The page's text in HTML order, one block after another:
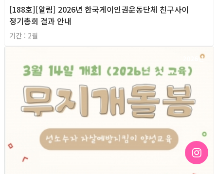
[188호][알림] 2026년 한국게이인권운동단체 친구사이
정기총회 결과 안내
기간 : 2월
2026년